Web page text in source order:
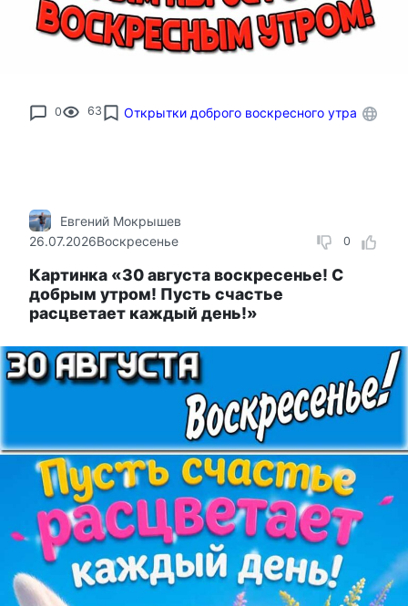
0 63 Открытки доброго воскресного утра
0
Евгений Мокрышев
26.07.2026Воскресенье
Картинка «30 августа воскресенье! С
добрым утром! Пусть счастье
расцветает каждый день!»